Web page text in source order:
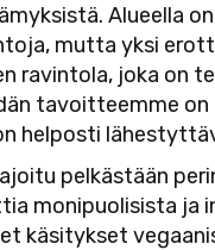
Alueella
mutta yksi
ravintola, joka on
tavoitteemme
helposti
pelkästään
monipuolisista ja
käsitykset